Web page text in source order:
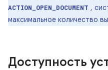
ACTION_OPEN_DOCUMENT ,
максимальное количество
Доступность